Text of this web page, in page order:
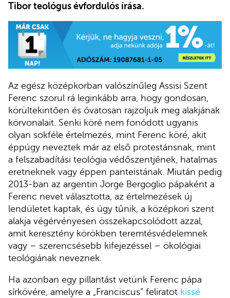
Tibor teológus évfordulós írása.
Az egész középkorban valószínűleg Assisi Szent
Ferenc szorul rá leginkább arra, hogy gondosan,
körültekintően és óvatosan rajzoljuk meg alakjának
körvonalait. Senki köré nem fonódott ugyanis
olyan sokféle értelmezés, mint Ferenc köré, akit
éppúgy neveztek már az első protestánsnak, mint
a felszabadítási teológia védőszentjének, hatalmas
eretneknek vagy éppen panteistának. Miután pedig
2013-ban az argentin Jorge Bergoglio pápaként a
Ferenc nevet választotta, az értelmezések új
lendületet kaptak, és úgy tűnik, a középkori szent
alakja végérvényesen összekapcsolódott azzal,
amit keresztény körökben teremtésvédelemnek
vagy – szerencsésebb kifejezéssel – ökológiai
teológiának neveznek.
Ha azonban egy pillantást vetünk Ferenc pápa
sírkövére, amelyre a „Franciscus” feliratot kissé